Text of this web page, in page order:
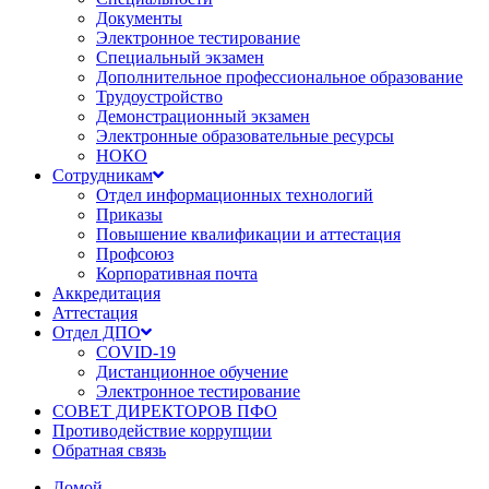
Документы
Электронное тестирование
Специальный экзамен
Дополнительное профессиональное образование
Трудоустройство
Демонстрационный экзамен
Электронные образовательные ресурсы
НОКО
Сотрудникам
Отдел информационных технологий
Приказы
Повышение квалификации и аттестация
Профсоюз
Корпоративная почта
Аккредитация
Аттестация
Отдел ДПО
COVID-19
Дистанционное обучение
Электронное тестирование
СОВЕТ ДИРЕКТОРОВ ПФО
Противодействие коррупции
Обратная связь